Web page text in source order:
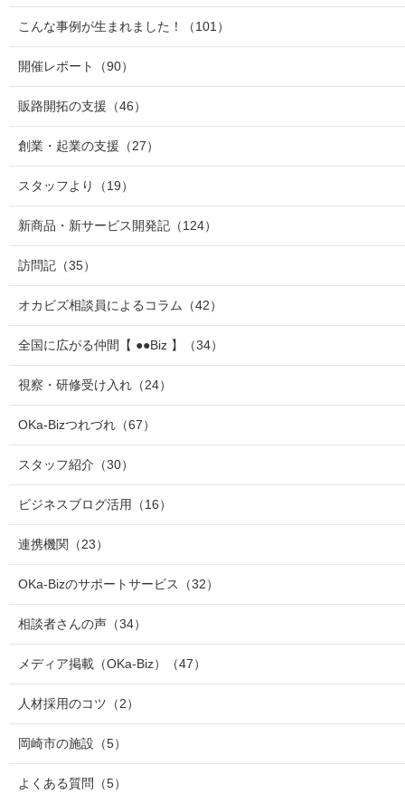
こんな事例が生まれました！ （101）
開催レポート （90）
販路開拓の支援 （46）
創業・起業の支援 （27）
スタッフより （19）
新商品・新サービス開発記 （124）
訪問記 （35）
オカビズ相談員によるコラム （42）
全国に広がる仲間【 ●●Biz 】 （34）
視察・研修受け入れ （24）
OKa-Bizつれづれ （67）
スタッフ紹介 （30）
ビジネスブログ活用 （16）
連携機関 （23）
OKa-Bizのサポートサービス （32）
相談者さんの声 （34）
メディア掲載（OKa-Biz） （47）
人材採用のコツ （2）
岡崎市の施設 （5）
よくある質問 （5）